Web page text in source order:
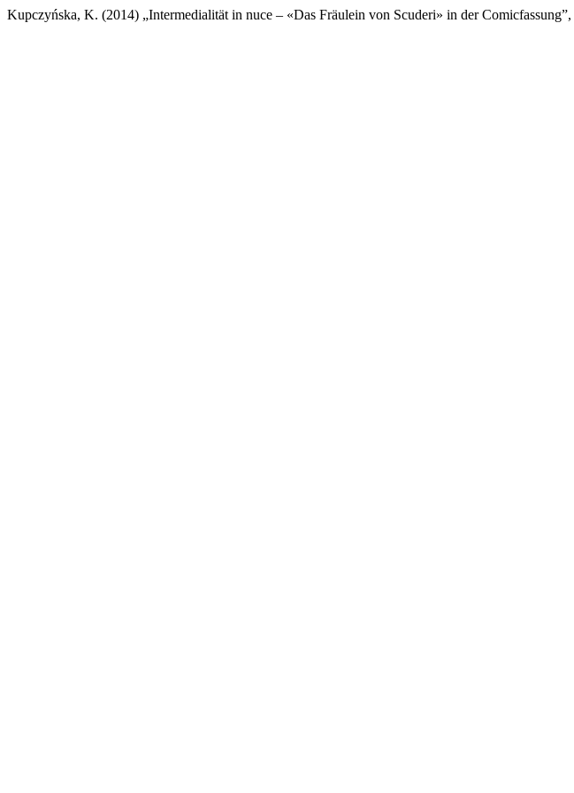
Kupczyńska, K. (2014) „Intermedialität in nuce – «Das Fräulein von Scuderi» in der Comicfassung”,